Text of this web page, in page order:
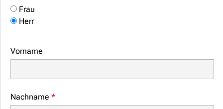
Frau
Herr
Vorname
Nachname *